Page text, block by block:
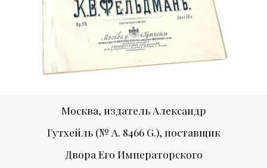
Москва, издатель Александр
Гутхейль (№ A. 8466 G.), поставщик
Двора Его Императорского